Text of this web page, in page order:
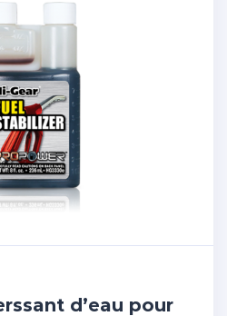
d’eau pour